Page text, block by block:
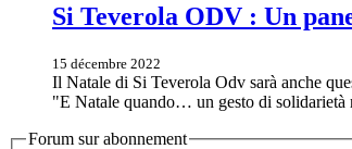
Si Teverola ODV : Un
15 décembre 2022
Il Natale di Si Teverola Odv sarà anche
"E Natale quando… un gesto di solidarietà
Forum sur abonnement